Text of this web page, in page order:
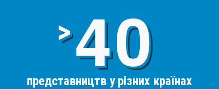
>4
представництв у різних країнах